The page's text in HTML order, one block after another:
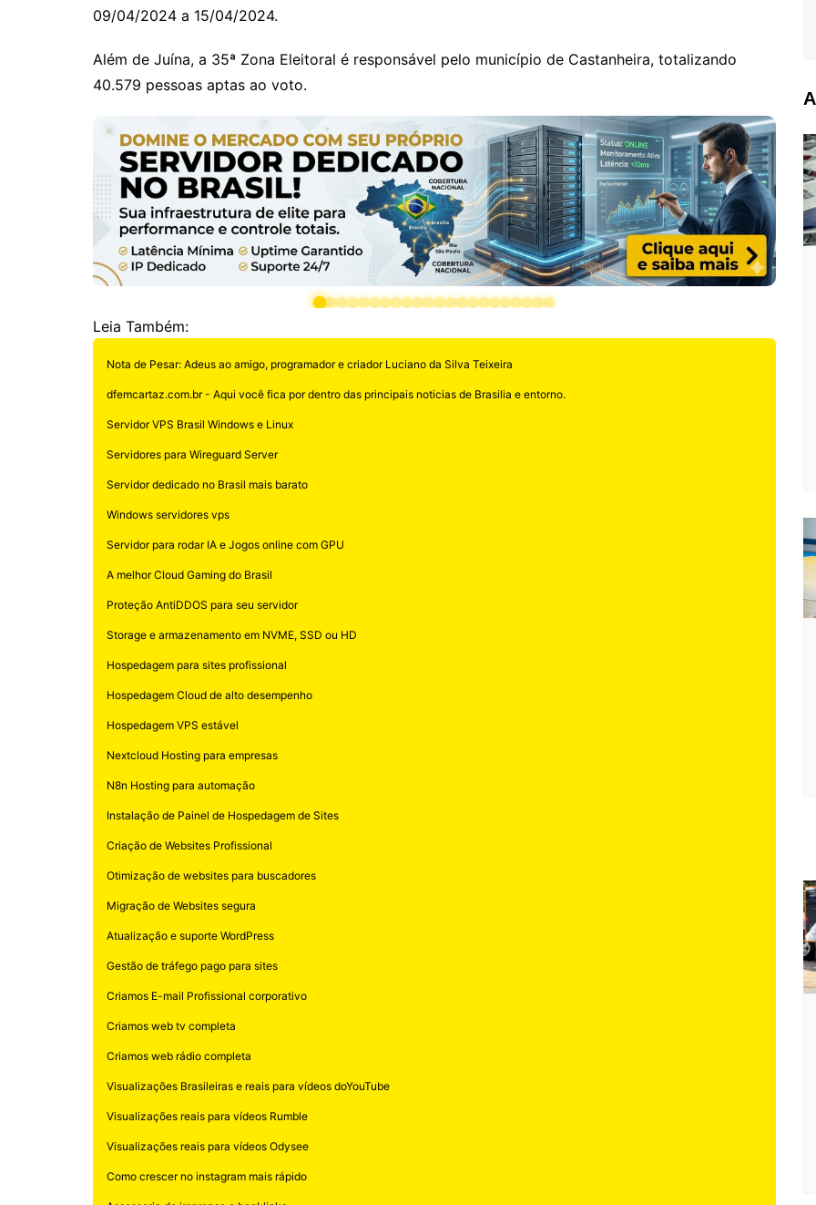
09/04/2024 a 15/04/2024.
Além de Juína, a 35ª Zona Eleitoral é responsável pelo município de Castanheira, totalizando
40.579 pessoas aptas ao voto.
Leia Também:
Nota de Pesar: Adeus ao amigo, programador e criador Luciano da Silva Teixeira
dfemcartaz.com.br - Aqui você fica por dentro das principais noticias de Brasilia e entorno.
Servidor VPS Brasil Windows e Linux
Servidores para Wireguard Server
Servidor dedicado no Brasil mais barato
Windows servidores vps
Servidor para rodar IA e Jogos online com GPU
A melhor Cloud Gaming do Brasil
Proteção AntiDDOS para seu servidor
Storage e armazenamento em NVME, SSD ou HD
Hospedagem para sites profissional
Hospedagem Cloud de alto desempenho
Hospedagem VPS estável
Nextcloud Hosting para empresas
N8n Hosting para automação
Instalação de Painel de Hospedagem de Sites
Criação de Websites Profissional
Otimização de websites para buscadores
Migração de Websites segura
Atualização e suporte WordPress
Gestão de tráfego pago para sites
Criamos E-mail Profissional corporativo
Criamos web tv completa
Criamos web rádio completa
Visualizações Brasileiras e reais para vídeos doYouTube
Visualizações reais para vídeos Rumble
Visualizações reais para vídeos Odysee
Como crescer no instagram mais rápido